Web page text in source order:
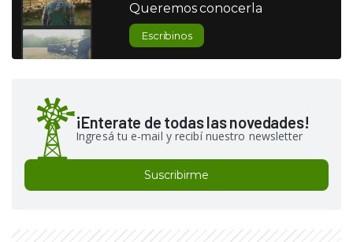
Queremos conocerla
Escribinos
¡Enterate de todas las novedades!
Ingresá tu e-mail y recibí nuestro newsletter
Suscribirme